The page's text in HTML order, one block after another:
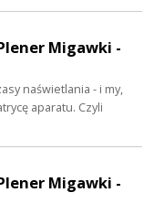
Migawki -
naświetlania - i my,
aparatu. Czyli
Migawki -